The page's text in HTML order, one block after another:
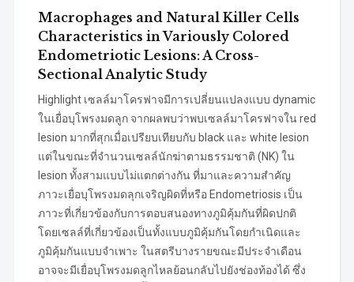
Macrophages and Natural Killer Cells
Characteristics in Variously Colored
Endometriotic Lesions: A Cross-
Sectional Analytic Study
Highlight เซลล์มาโครฟาจมีการเปลี่ยนแปลงแบบ dynamic
ในเยื่อบุโพรงมดลูก จากผลพบว่าพบเซลล์มาโครฟาจใน red
lesion มากที่สุกเมื่อเปรียบเทียบกับ black และ white lesion
แต่ในขณะที่จำนวนเซลล์นักฆ่าตามธรรมชาติ (NK) ใน
lesion ทั้งสามแบบไม่แตกต่างกัน ที่มาและความสำคัญ
ภาวะเยื่อบุโพรงมดลุกเจริญผิดที่หรือ Endometriosis เป็น
ภาวะที่เกี่ยวข้องกับการตอบสนองทางภูมิคุ้มกันที่ผิดปกติ
โดยเซลล์ที่เกี่ยวข้องเป็นทั้งแบบภูมิคุ้มกันโดยกำเนิดและ
ภูมิคุ้มกันแบบจำเพาะ ในสตรีบางรายขณะมีประจำเดือน
อาจจะมีเยื่อบุโพรงมดลูกไหลย้อนกลับไปยังช่องท้องได้ ซึ่ง